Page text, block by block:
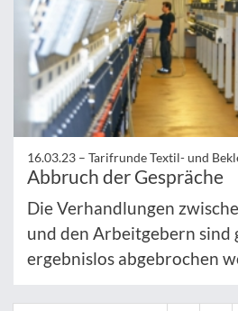
16.03.23 – Tarifrunde Textil- und
Abbruch der Gespräche
Die Verhandlungen
und den Arbeitgebern sind
ergebnislos abgebrochen